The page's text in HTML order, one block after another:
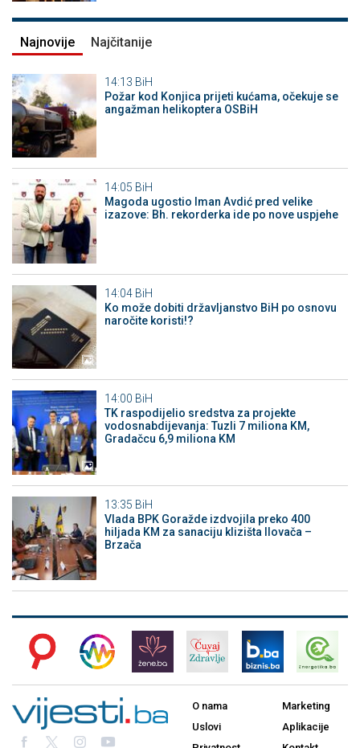
Najnovije Najčitanije
14:13 BiH
Požar kod Konjica prijeti kućama, očekuje se
angažman helikoptera OSBiH
14:05 BiH
Magoda ugostio Iman Avdić pred velike
izazove: Bh. rekorderka ide po nove uspjehe
14:04 BiH
Ko može dobiti državljanstvo BiH po osnovu
naročite koristi!?
14:00 BiH
TK raspodijelio sredstva za projekte
vodosnabdijevanja: Tuzli 7 miliona KM,
Gradačcu 6,9 miliona KM
13:35 BiH
Vlada BPK Goražde izdvojila preko 400
hiljada KM za sanaciju klizišta Ilovača –
Brzača
O nama
Uslovi
Marketing
Aplikacije